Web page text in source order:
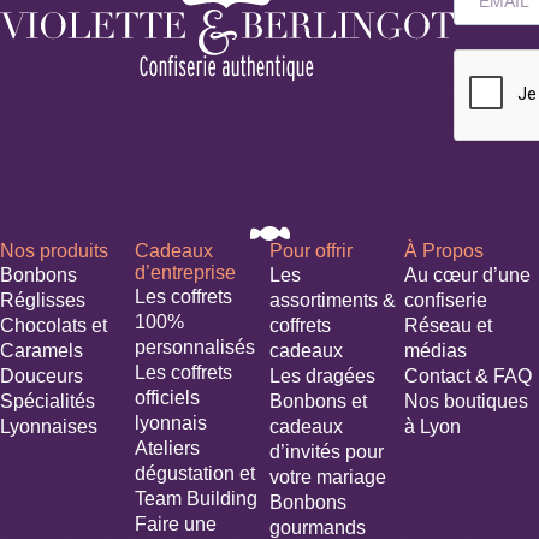
Nos produits
Bonbons
Réglisses
Chocolats et
Caramels
Douceurs
Spécialités
Lyonnaises
Cadeaux
d’entreprise
Les coffrets
100%
personnalisés
Les coffrets
officiels
lyonnais
Ateliers
dégustation et
Team Building
Faire une
Pour offrir
Les
assortiments &
coffrets
cadeaux
Les dragées
Bonbons et
cadeaux
d’invités pour
votre mariage​
Bonbons
gourmands
À Propos
Au cœur d’une
confiserie
Réseau et
médias
Contact & FAQ
Nos boutiques
à Lyon